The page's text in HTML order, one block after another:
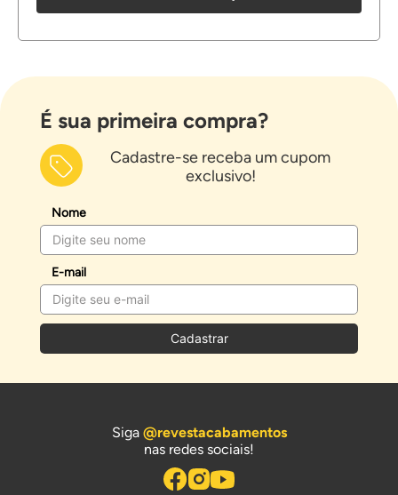
É sua primeira compra?
Cadastre-se receba um cupom
exclusivo!
Nome
E-mail
Cadastrar
Siga @revestacabamentos
nas redes sociais!